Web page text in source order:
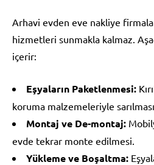
Arhavi evden eve nakliye
hizmetleri sunmakla kalmaz.
içerir:
Eşyaların Paketlenmesi:
koruma malzemeleriyle sarılması.
Montaj ve De-montaj:
evde tekrar monte edilmesi.
Yükleme ve Boşaltma: